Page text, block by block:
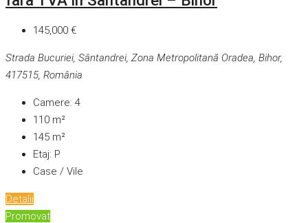
145,000 €
Strada Bucuriei, Sântandrei, Zona Metropolitană Oradea, Bihor,
417515, România
Camere: 4
110 m²
145 m²
Etaj: P
Case / Vile
Detalii
Promovat